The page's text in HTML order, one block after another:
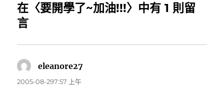
在〈要開學了~加油!!!〉中有 1 則留
言
eleanore27
2005-08-297:57 上午